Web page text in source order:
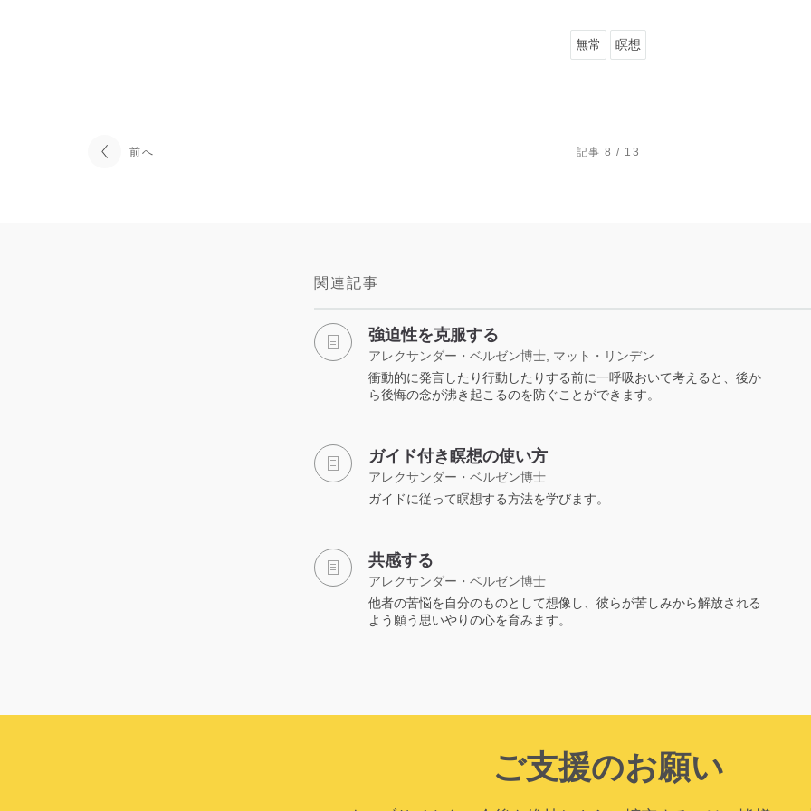
無常 瞑想
前へ 記事 8 / 13
関連記事
強迫性を克服する
アレクサンダー・ベルゼン博士, マット・リンデン
衝動的に発言したり行動したりする前に一呼吸おいて考えると、後か
ら後悔の念が沸き起こるのを防ぐことができます。
ガイド付き瞑想の使い方
アレクサンダー・ベルゼン博士
ガイドに従って瞑想する方法を学びます。
共感する
アレクサンダー・ベルゼン博士
他者の苦悩を自分のものとして想像し、彼らが苦しみから解放される
よう願う思いやりの心を育みます。
ご支援のお願い